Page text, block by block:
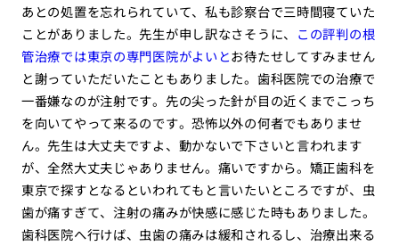
あとの処置を忘れられていて、私も診察台で三時間寝ていた
ことがありました。先生が申し訳なさそうに、 この評判の根
管治療では東京の専門医院がよいとお待たせしてすみません
と謝っていただいたこともありました。歯科医院での治療で
一番嫌なのが注射です。先の尖った針が目の近くまでこっち
を向いてやって来るのです。恐怖以外の何者でもありませ
ん。先生は大丈夫ですよ、動かないで下さいと言われます
が、全然大丈夫じゃありません。痛いですから。矯正歯科を
東京で探すとなるといわれてもと言いたいところですが、虫
歯が痛すぎて、注射の痛みが快感に感じた時もありました。
歯科医院へ行けば、虫歯の痛みは緩和されるし、治療出来る